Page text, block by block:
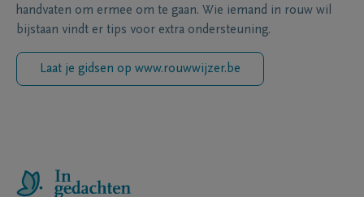
handvaten om ermee om te gaan. Wie iemand in rouw wil
bijstaan vindt er tips voor extra ondersteuning.
Laat je gidsen op www.rouwwijzer.be